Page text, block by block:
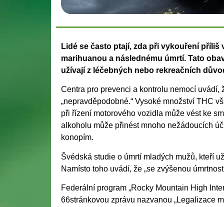
Lidé se často ptají, zda při vykouření
marihuanou a následnému úmrtí. Tato
užívají z léčebných nebo rekreačních
Centra pro prevenci a kontrolu nemocí
„nepravděpodobné.“ Vysoké množství THC
při řízení motorového vozidla může vést ke
alkoholu může přinést mnoho nežádoucích
konopím.
Švédská studie o úmrtí mladých mužů, kteří
Namísto toho uvádí, že „se zvýšenou
Federální program „Rocky Mountain High
66stránkovou zprávu nazvanou „Legalizace